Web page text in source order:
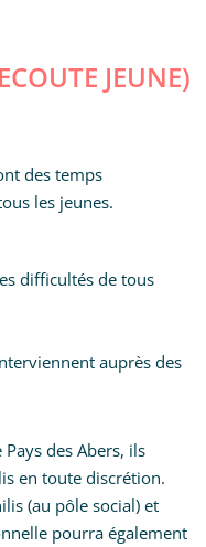
JEUNE)
des temps
les jeunes.
difficultés de tous
auprès des
des Abers, ils
en toute discrétion.
(au pôle social) et
pourra également